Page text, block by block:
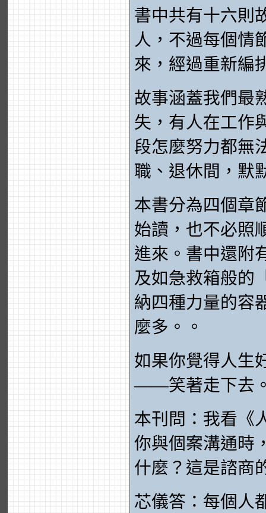
書中共有十六則
人，不過每個情
來，經過重新編
故事涵蓋我們最
失，有人在工作
段怎麼努力都無
職、退休間，默
本書分為四個章
始讀，也不必照
進來。書中還附
及如急救箱般的
納四種力量的容
麼多。。
如果你覺得人生
——笑著走下去
本刊問：我看《
你與個案溝通時
什麼？這是諮商
芯儀答：每個人